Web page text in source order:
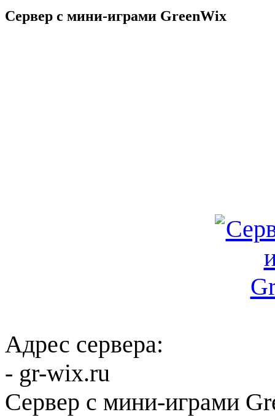
Сервер с мини-играми GreenWix
Адрес сервера:
- gr-wix.ru
Сервер с мини-играми